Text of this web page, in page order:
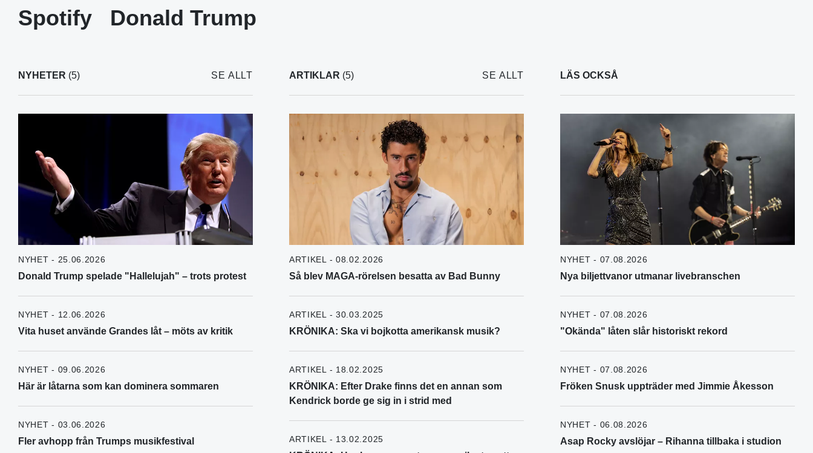
Spotify Donald Trump
NYHETER (5) SE ALLT
NYHET - 25.06.2026
Donald Trump spelade "Hallelujah" – trots protest
NYHET - 12.06.2026
Vita huset använde Grandes låt – möts av kritik
NYHET - 09.06.2026
Här är låtarna som kan dominera sommaren
NYHET - 03.06.2026
Fler avhopp från Trumps musikfestival
ARTIKLAR (5) SE ALLT
ARTIKEL - 08.02.2026
Så blev MAGA-rörelsen besatta av Bad Bunny
ARTIKEL - 30.03.2025
KRÖNIKA: Ska vi bojkotta amerikansk musik?
ARTIKEL - 18.02.2025
KRÖNIKA: Efter Drake finns det en annan som
Kendrick borde ge sig in i strid med
ARTIKEL - 13.02.2025
LÄS OCKSÅ
NYHET - 07.08.2026
Nya biljettvanor utmanar livebranschen
NYHET - 07.08.2026
"Okända" låten slår historiskt rekord
NYHET - 07.08.2026
Fröken Snusk uppträder med Jimmie Åkesson
NYHET - 06.08.2026
Asap Rocky avslöjar – Rihanna tillbaka i studion